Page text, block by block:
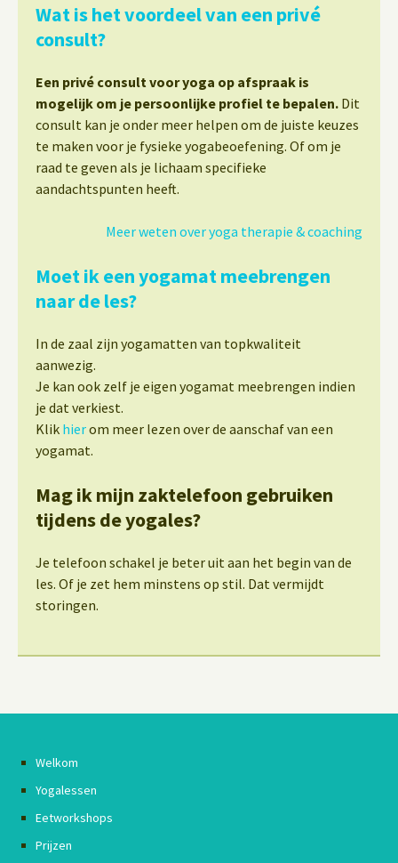
Wat is het voordeel van een privé
consult?
Een privé consult voor yoga op afspraak is
mogelijk om je persoonlijke profiel te bepalen. Dit
consult kan je onder meer helpen om de juiste keuzes
te maken voor je fysieke yogabeoefening. Of om je
raad te geven als je lichaam specifieke
aandachtspunten heeft.
Meer weten over yoga therapie & coaching
Moet ik een yogamat meebrengen
naar de les?
In de zaal zijn yogamatten van topkwaliteit
aanwezig.
Je kan ook zelf je eigen yogamat meebrengen indien
je dat verkiest.
Klik hierom meer lezen over de aanschaf van een
yogamat.
Mag ik mijn zaktelefoon gebruiken
tijdens de yogales?
Je telefoon schakel je beter uit aan het begin van de
les. Of je zet hem minstens op stil. Dat vermijdt
storingen.
Welkom
Yogalessen
Eetworkshops
Prijzen